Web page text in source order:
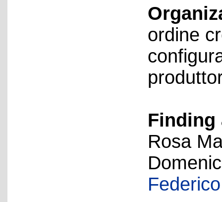
ordine
Finding
Rosa